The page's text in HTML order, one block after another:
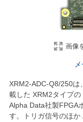
画像
XRM2-ADC-Q8/250は
載した XRM2タイプ
Alpha Data社製FPGA
す。トリガ信号のほ